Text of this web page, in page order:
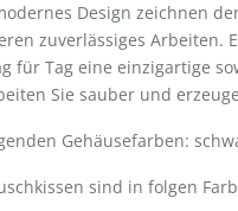
Design zeichnen
zuverlässiges Arbeiten.
für Tag eine einzigartige
Sie sauber und
Gehäusefarben:
sind in folgen